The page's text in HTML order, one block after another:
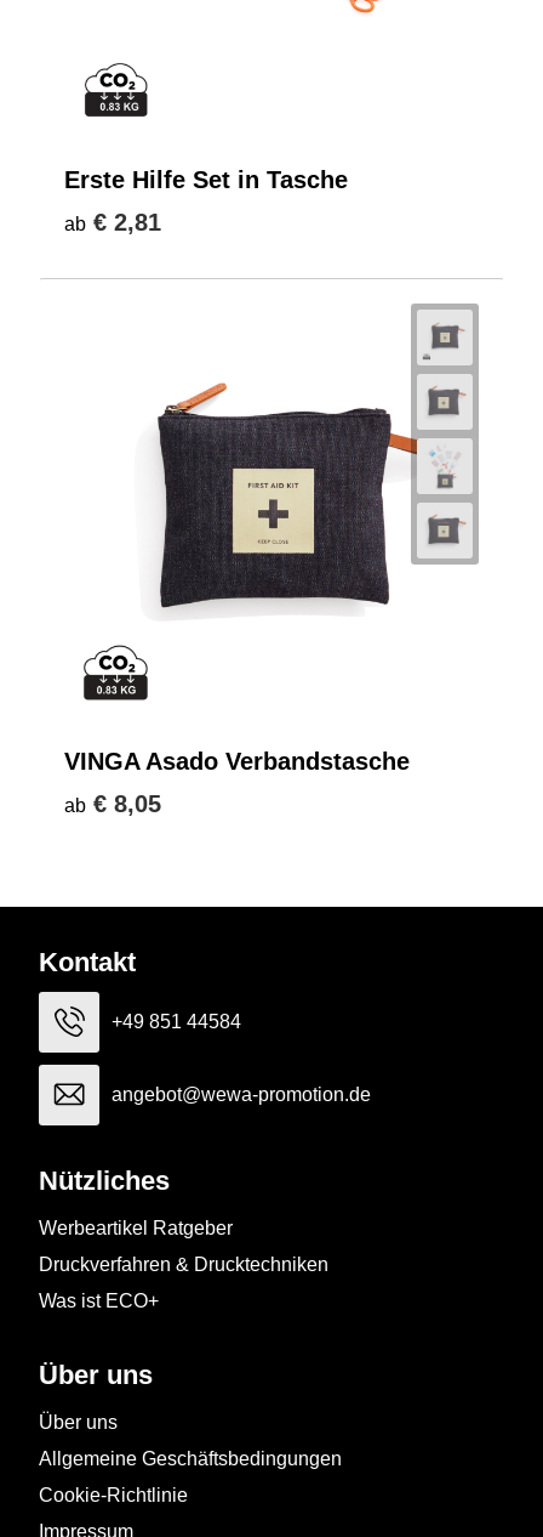
Erste Hilfe Set in Tasche
ab € 2,81
VINGA Asado Verbandstasche
ab € 8,05
Kontakt
+49 851 44584
angebot@wewa-promotion.de
Nützliches
Werbeartikel Ratgeber
Druckverfahren & Drucktechniken
Was ist ECO+
Über uns
Über uns
Allgemeine Geschäftsbedingungen
Cookie-Richtlinie
Impressum